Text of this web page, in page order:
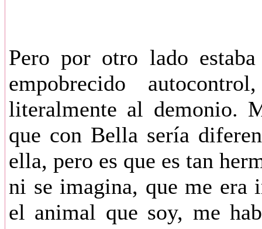
Pero por otro lado
empobrecido
literalmente al demonio.
que con Bella sería
ella, pero es que es tan
ni se imagina, que me era
el animal que soy, me